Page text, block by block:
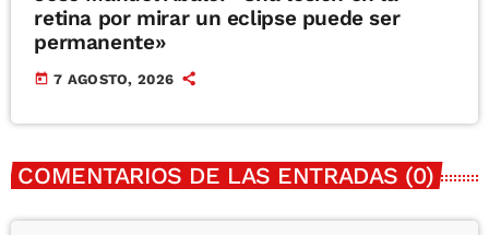
retina por mirar un eclipse puede ser
permanente»
today 7 AGOSTO, 2026
COMENTARIOS DE LAS ENTRADAS (0)